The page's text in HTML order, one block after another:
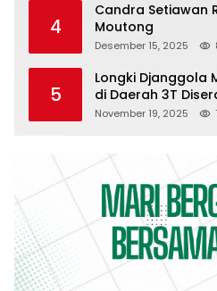
4
Candra Setiawan
Moutong
Desember 15, 2025
5
Longki Djanggola
di Daerah 3T
November 19, 2025